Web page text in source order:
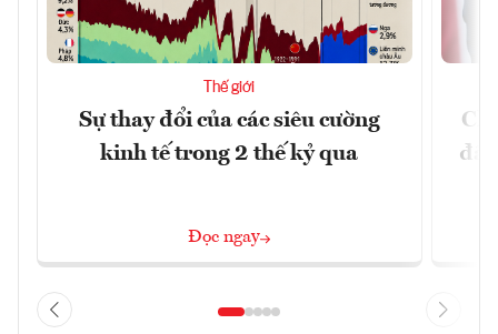
Thế giới
Sự thay đổi của các siêu cường
kinh tế trong 2 thế kỷ qua
Đọc ngay
đã